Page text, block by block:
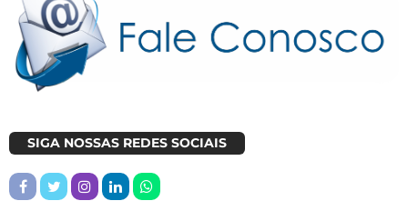
SIGA NOSSAS REDES SOCIAIS